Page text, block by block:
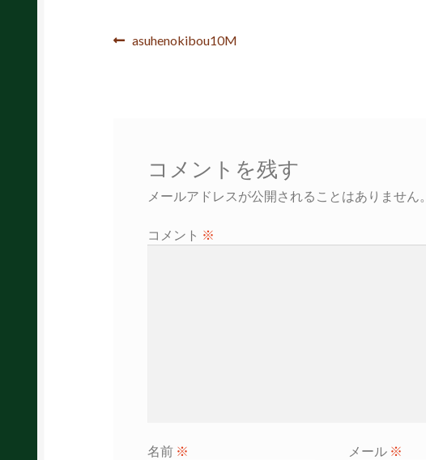
投前
asuhenokibou10M
コメントを残す
メールアドレスが公開されることはありません。
コメント ※
名前 ※ メール ※